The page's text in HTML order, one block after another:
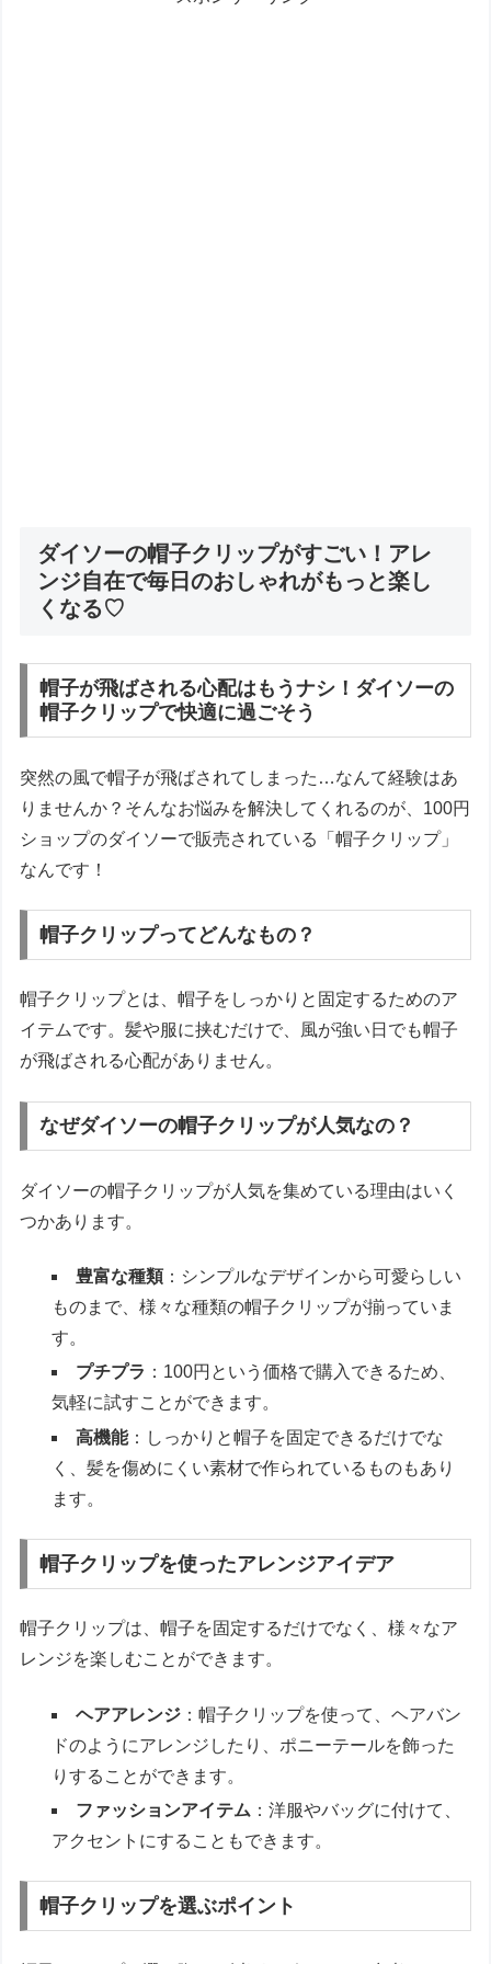
ダイソーの帽子クリップがすごい！アレ
ンジ自在で毎日のおしゃれがもっと楽し
くなる♡
帽子が飛ばされる心配はもうナシ！ダイソーの
帽子クリップで快適に過ごそう
突然の風で帽子が飛ばされてしまった…なんて経験はあ
りませんか？そんなお悩みを解決してくれるのが、100円
ショップのダイソーで販売されている「帽子クリップ」
なんです！
帽子クリップってどんなもの？
帽子クリップとは、帽子をしっかりと固定するためのア
イテムです。髪や服に挟むだけで、風が強い日でも帽子
が飛ばされる心配がありません。
なぜダイソーの帽子クリップが人気なの？
ダイソーの帽子クリップが人気を集めている理由はいく
つかあります。
豊富な種類：シンプルなデザインから可愛らしい
ものまで、様々な種類の帽子クリップが揃っていま
す。
プチプラ ：100円という価格で購入できるため、
気軽に試すことができます。
高機能：しっかりと帽子を固定できるだけでな
く、髪を傷めにくい素材で作られているものもあり
ます。
帽子クリップを使ったアレンジアイデア
帽子クリップは、帽子を固定するだけでなく、様々なア
レンジを楽しむことができます。
ヘアアレンジ ：帽子クリップを使って、ヘアバン
ドのようにアレンジしたり、ポニーテールを飾った
りすることができます。
ファッションアイテム ：洋服やバッグに付けて、
アクセントにすることもできます。
帽子クリップを選ぶポイント